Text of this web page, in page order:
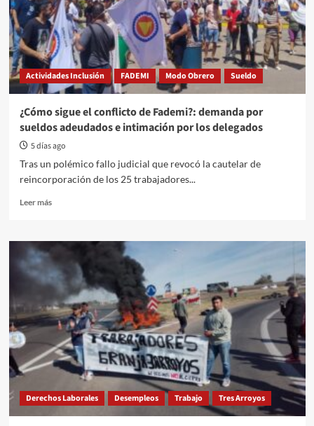
Actividades Inclusión FADEMI Modo Obrero Sueldo
¿Cómo sigue el conflicto de Fademi?: demanda por
sueldos adeudados e intimación por los delegados
5 días ago
Tras un polémico fallo judicial que revocó la cautelar de
reincorporación de los 25 trabajadores...
Leer másRead
¿Cómo
el
conflicto
de
Fademi?:
demanda
por
sueldos
adeudados
por
Derechos Laborales Desempleos Trabajo Tres Arroyos